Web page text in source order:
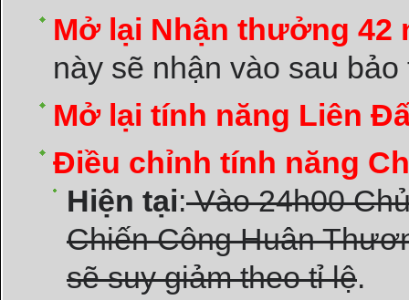
Mở lại Nhận thưởng 42
này sẽ nhận vào sau
Mở lại tính năng Liên
Điều chỉnh tính năng
Hiện tại:Vào 24h00
Chiến Công Huân
sẽ suy giảm theo tỉ lệ.